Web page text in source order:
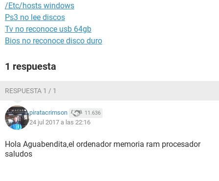
/Etc/hosts windows
Ps3 no lee discos
Tv no reconoce usb 64gb
Bios no reconoce disco duro
1 respuesta
RESPUESTA 1 / 1
piratacrimson 11.636
24 jul 2017 a las 22:16
Hola Aguabendita,el ordenador memoria ram procesador
saludos